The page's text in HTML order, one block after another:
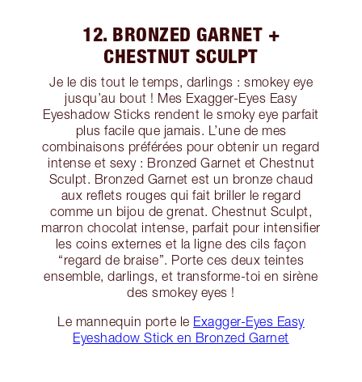
12. BRONZED GARNET +
CHESTNUT SCULPT
Je le dis tout le temps, darlings : smokey eye
jusqu’au bout ! Mes Exagger-Eyes Easy
Eyeshadow Sticks rendent le smoky eye parfait
plus facile que jamais. L’une de mes
combinaisons préférées pour obtenir un regard
intense et sexy : Bronzed Garnet et Chestnut
Sculpt. Bronzed Garnet est un bronze chaud
aux reflets rouges qui fait briller le regard
comme un bijou de grenat. Chestnut Sculpt,
marron chocolat intense, parfait pour intensifier
les coins externes et la ligne des cils façon
“regard de braise”. Porte ces deux teintes
ensemble, darlings, et transforme-toi en sirène
des smokey eyes !
Le mannequin porte le Exagger-Eyes Easy
Eyeshadow Stick en Bronzed Garnet